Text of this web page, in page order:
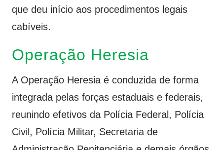
que deu início aos procedimentos legais
cabíveis.
Operação Heresia
A Operação Heresia é conduzida de forma
integrada pelas forças estaduais e federais,
reunindo efetivos da Polícia Federal, Polícia
Civil, Polícia Militar, Secretaria de